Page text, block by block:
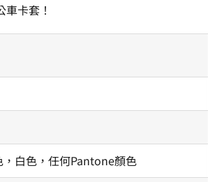
卡套！
白色，任何Pantone顏色